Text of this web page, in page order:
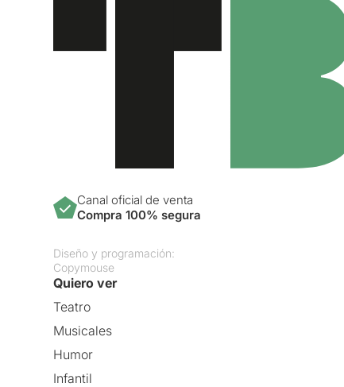
Canal oficial de venta
Compra 100% segura
Diseño y programación:
Copymouse
Quiero ver
Teatro
Musicales
Humor
Infantil